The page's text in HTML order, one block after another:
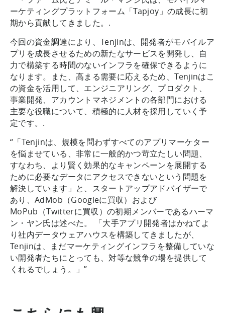
ーケティングプラットフォーム「Tapjoy」の成長に初
期から貢献してきました。.
今回の資金調達により、Tenjinは、開発者がモバイルア
プリを成長させるための新たなサービスを開発し、自
力で構築する時間のないインフラを確保できるように
なります。また、高まる需要に応えるため、Tenjinはこ
の資金を活用して、エンジニアリング、プロダクト、
事業開発、アカウントマネジメントの各部門における
主要な役職について、積極的に人材を採用していく予
定です。.
“「Tenjinは、規模を問わずすべてのアプリマーケター
を悩ませている、非常に一般的かつ苛立たしい問題、
すなわち、より賢く効果的なキャンペーンを展開する
ために必要なデータにアクセスできないという問題を
解決しています」と、スタートアップアドバイザーで
あり、AdMob（Googleに買収）および
MoPub（Twitterに買収）の初期メンバーであるハーマ
ン・ヤン氏は述べた。 「大手アプリ開発者はかねてよ
り社内データウェアハウスを構築してきましたが、
Tenjinは、まだマーケティングインフラを整備していな
い開発者たちにとっても、対等な競争の場を提供して
くれるでしょう。」”